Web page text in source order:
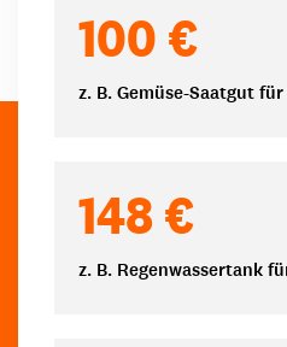
100 €
z. B. Gemüse-Saatgut
148 €
z. B. Regenwassertank